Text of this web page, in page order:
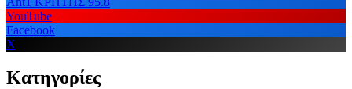
YouTube
Facebook
X
Κατηγορίες